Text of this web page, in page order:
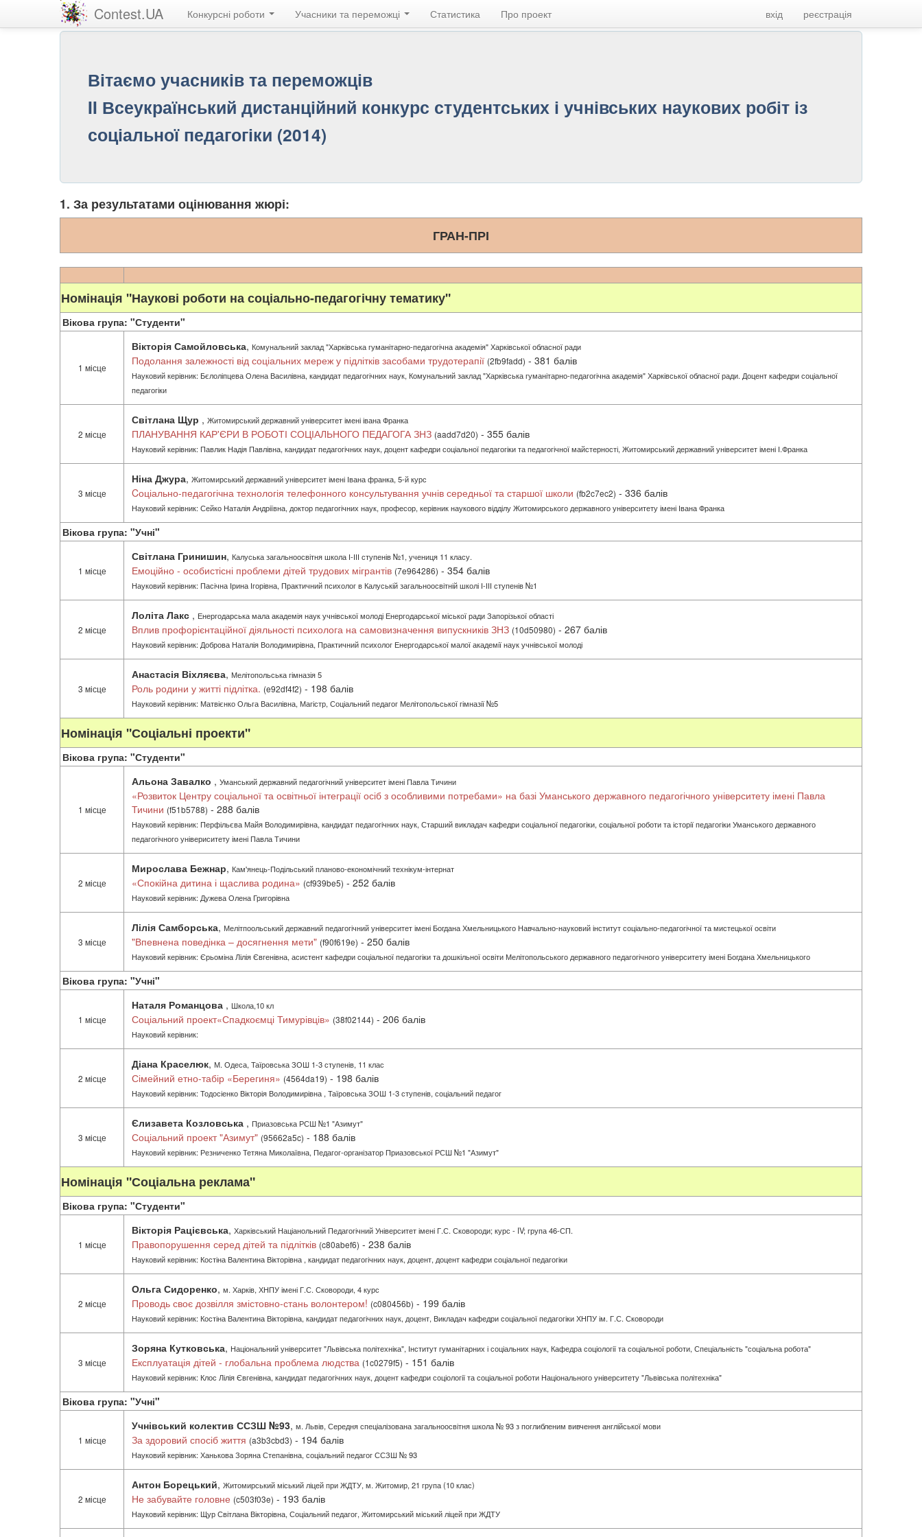
Contest.UA Конкурсні роботи Учасники та переможці Статистика Про проект вхід реєстрація
Вітаємо учасників та переможців
II Всеукраїнський дистанційний конкурс студентських і учнівських наукових робіт із
соціальної педагогіки (2014)
1. За результатами оцінювання жюрі:
ГРАН-ПРІ
Номінація "Наукові роботи на соціально-педагогічну тематику"
Вікова група: "Студенти"
1 місце
Вікторія Самойловська, Комунальний заклад "Харківська гуманітарно-педагогічна академія" Харківської обласної ради
Подолання залежності від соціальних мереж у підлітків засобами трудотерапії (2fb9fadd) - 381 балів
Науковий керівник: Бєлоліпцева Олена Василівна, кандидат педагогічних наук, Комунальний заклад "Харківська гуманітарно-педагогічна академія" Харківської обласної ради. Доцент кафедри соціальної
педагогіки
2 місце
Світлана Щур , Житомирський державний університет імені івана Франка
ПЛАНУВАННЯ КАР'ЄРИ В РОБОТІ СОЦІАЛЬНОГО ПЕДАГОГА ЗНЗ (aadd7d20) - 355 балів
Науковий керівник: Павлик Надія Павлівна, кандидат педагогічних наук, доцент кафедри соціальної педагогіки та педагогічної майстерності, Житомирський державний університет імені І.Франка
3 місце
Ніна Джура, Житомирський державний університет імені Івана франка, 5-й курс
Cоціально-педагогічна технологія телефонного консультування учнів середньої та старшої школи (fb2c7ec2) - 336 балів
Науковий керівник: Сейко Наталія Андріївна, доктор педагогічних наук, професор, керівник наукового відділу Житомирського державного університету імені Івана Франка
Вікова група: "Учні"
1 місце
Світлана Гринишин, Калуська загальноосвітня школа І-ІІІ ступенів №1, учениця 11 класу.
Емоційно - особистісні проблеми дітей трудових мігрантів (7e964286) - 354 балів
Науковий керівник: Пасічна Ірина Ігорівна, Практичний психолог в Калуській загальноосвітній школі І-ІІІ ступенів №1
2 місце
Лоліта Лакс , Енергодарська мала академія наук учнівської молоді Енергодарської міської ради Запорізької області
Вплив профорієнтаційної діяльності психолога на самовизначення випускників ЗНЗ (10d50980) - 267 балів
Науковий керівник: Доброва Наталія Володимирівна, Практичний психолог Енергодарської малої академії наук учнівської молоді
3 місце
Анастасія Віхляєва, Мелітопольська гімназія 5
Роль родини у житті підлітка. (e92df4f2) - 198 балів
Науковий керівник: Матвієнко Ольга Василівна, Магістр, Соціальний педагог Мелітопольської гімназії №5
Номінація "Соціальні проекти"
Вікова група: "Студенти"
1 місце
Альона Завалко , Уманський державний педагогічний університет імені Павла Тичини
«Розвиток Центру соціальної та освітньої інтеграції осіб з особливими потребами» на базі Уманського державного педагогічного університету імені Павла
Тичини (f51b5788) - 288 балів
Науковий керівник: Перфільєва Майя Володимирівна, кандидат педагогічних наук, Старший викладач кафедри соціальної педагогіки, соціальної роботи та історії педагогіки Уманського державного
педагогічного універиситету імені Павла Тичини
2 місце
Мирослава Бежнар, Кам'янець-Подільський планово-економічний технікум-інтернат
«Спокійна дитина і щаслива родина» (cf939be5) - 252 балів
Науковий керівник: Дужева Олена Григорівна
3 місце
Лілія Самборська, Мелітпоольський державний педагогічний університет імені Богдана Хмельницького Навчально-науковий інститут соціально-педагогічної та мистецької освіти
"Впевнена поведінка – досягнення мети" (f90f619e) - 250 балів
Науковий керівник: Єрьоміна Лілія Євгенівна, асистент кафедри соціальної педагогіки та дошкільної освіти Мелітопольського державного педагогічного університету імені Богдана Хмельницького
Вікова група: "Учні"
1 місце
Наталя Романцова , Школа,10 кл
Соціальний проект«Спадкоємці Тимурівців» (38f02144) - 206 балів
Науковий керівник:
2 місце
Діана Краселюк, М. Одеса, Таїровська ЗОШ 1-3 ступенів, 11 клас
Сімейний етно-табір «Берегиня» (4564da19) - 198 балів
Науковий керівник: Тодосіенко Вікторія Володимирівна , Таїровська ЗОШ 1-3 ступенів, соціальний педагог
3 місце
Єлизавета Козловська , Приазовська РСШ №1 "Азимут"
Соціальний проект "Азимут" (95662a5c) - 188 балів
Науковий керівник: Резниченко Тетяна Миколаївна, Педагог-організатор Приазовської РСШ №1 "Азимут"
Номінація "Соціальна реклама"
Вікова група: "Студенти"
1 місце
Вікторія Рацієвська, Харківський Націанольний Педагогічний Університет імені Г.С. Сковороди; курс - IV; група 46-СП.
Правопорушення серед дітей та підлітків (c80abef6) - 238 балів
Науковий керівник: Костіна Валентина Вікторівна , кандидат педагогічних наук, доцент, доцент кафедри соціальної педагогіки
2 місце
Ольга Сидоренко, м. Харків, ХНПУ імені Г.С. Сковороди, 4 курс
Проводь своє дозвілля змістовно-стань волонтером! (c080456b) - 199 балів
Науковий керівник: Костіна Валентина Вікторівна, кандидат педагогічних наук, доцент, Викладач кафедри соціальної педагогіки ХНПУ ім. Г.С. Сковороди
3 місце
Зоряна Кутковська, Національний університет "Львівська політехніка", Інститут гуманітарних і соціальних наук, Кафедра соціології та соціальної роботи, Спеціальність "соціальна робота"
Експлуатація дітей - глобальна проблема людства (1c0279f5) - 151 балів
Науковий керівник: Клос Лілія Євгенівна, кандидат педагогічних наук, доцент кафедри соціології та соціальної роботи Національного університету "Львівська політехніка"
Вікова група: "Учні"
1 місце
Учнівський колектив ССЗШ №93, м. Львів, Середня спеціалізована загальноосвітня школа № 93 з поглибленим вивчення англійської мови
За здоровий спосіб життя (a3b3cbd3) - 194 балів
Науковий керівник: Ханькова Зоряна Степанівна, соціальний педагог ССЗШ № 93
2 місце
Антон Борецький, Житомирський міський ліцей при ЖДТУ, м. Житомир, 21 група (10 клас)
Не забувайте головне (c503f03e) - 193 балів
Науковий керівник: Щур Світлана Вікторівна, Соціальний педагог, Житомирський міський ліцей при ЖДТУ